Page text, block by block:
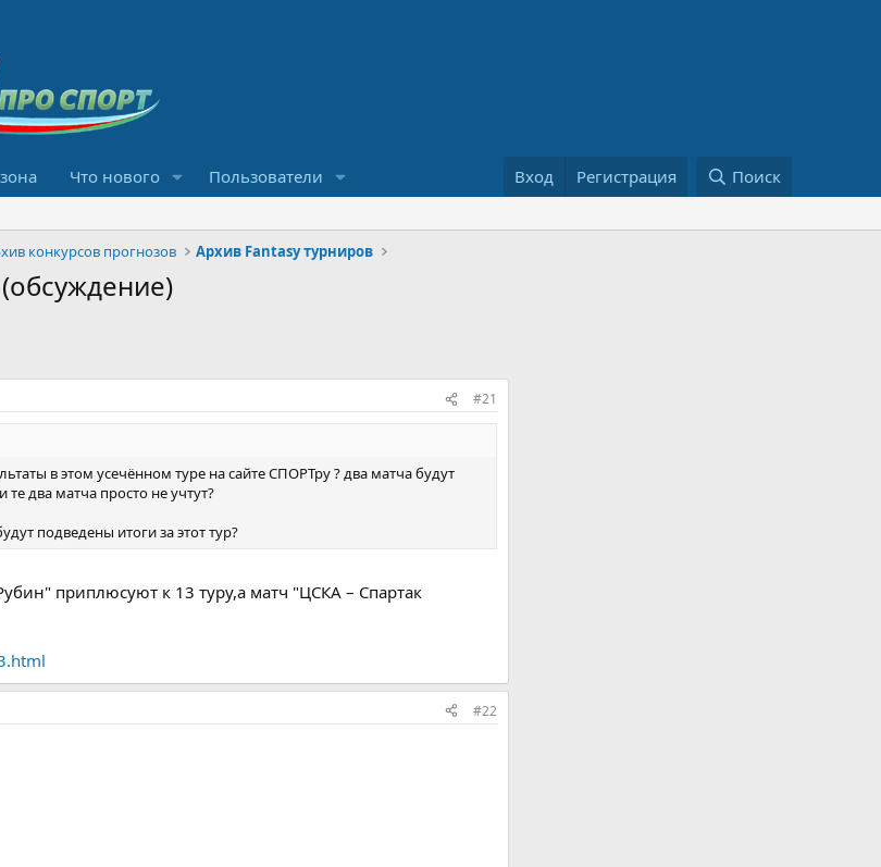
Что нового Пользователи Вход Регистрация Поиск
конкурсов прогнозов Архив Fantasy турниров
#21
в этом усечённом туре на сайте СПОРТру ? два матча будут
два матча просто не учтут?
подведены итоги за этот тур?
приплюсуют к 13 туру,а матч "ЦСКА – Спартак
#22